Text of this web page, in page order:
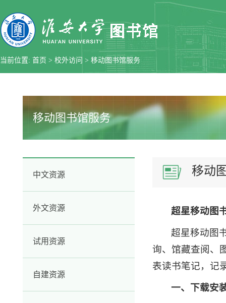
当前位置: 首页 > 校外访问 > 移动图书馆服务
移动图书馆服务
中文资源
外文资源
试用资源
自建资源
移动
超星移动图
超星移动图
询、馆藏查阅、
表读书笔记，记
一、下载安